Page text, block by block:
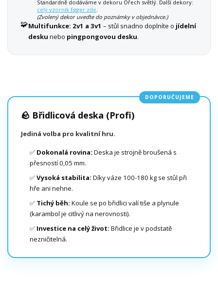
Standardně dodáváme v dekoru Ořech světlý. Další dekory:
celý vzorník Egger zde
(Zvolený dekor uveďte do poznámky v objednávce.)
🧩Multifunkce: 2v1 a 3v1 – stůl snadno doplníte o jídelní
desku nebo pingpongovou desku.
DOPORUČUJEME
🪨 Břidlicová deska (Profi)
Jediná volba pro kvalitní hru.
✅ Dokonalá rovina: Deska je strojně broušená s
přesností 0,05 mm.
✅Vysoká stabilita: Díky váze 100-180 kg se stůl při
hře ani nehne.
✅ Tichý běh: Koule se po břidlici valí tiše a plynule
(karambol je citlivý na nerovnosti).
✅ Investice na celý život: Břidlice je v podstatě
nezničitelná.